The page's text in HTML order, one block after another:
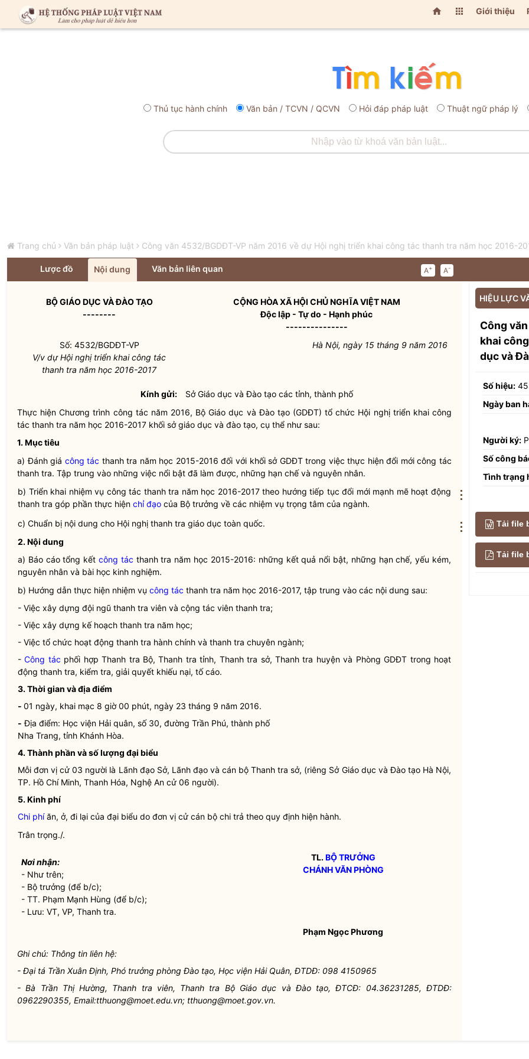
  Giới thiệu
Thủ tục hành chính Văn bản / TCVN / QCVN Hỏi đáp pháp luật Thuật ngữ pháp lý
Trang chủ Văn bản pháp luật Công văn 4532/BGDĐT-VP năm 2016 về dự Hội nghị triển khai công tác thanh tra năm học 2016-
Lược đồ Nội dung Văn bản liên quan A+ A-
BỘ GIÁO DỤC VÀ ĐÀO TẠO
--------
CỘNG HÒA XÃ HỘI CHỦ NGHĨA VIỆT NAM
Độc lập - Tự do - Hạnh phúc
---------------
Số: 4532/BGDĐT-VP
V/v dự Hội nghị triển khaicông tác
thanh tra năm học 2016-2017
Hà Nội, ngày 15 tháng 9 năm 2016
Kính gửi:
Sở Giáo dục và Đào tạo các tỉnh, thành phố
Thực hiện Chương trình công tác năm 2016, Bộ Giáo dục và Đào tạo (GDĐT) tổ chức Hội nghị triển khaicông
tác thanh tra năm học 2016-2017 khối sở giáo dục và đào tạo, cụ thể như sau:
1. Mục tiêu
a) Đánh giá công tác thanh tra năm học 2015-2016 đối với khối sở GDĐT trong việc thực hiện đổi mớicông tác
thanh tra. Tập trung vào những việc nổi bật đã làm được, những hạn chế và nguyên nhân.
b) Triển khai nhiệm vụ công tác thanh tra năm học 2016-2017 theo hướng tiếp tục đổi mới mạnh mẽ hoạt động
thanh tra góp phần thực hiện chỉ đạo của Bộ trưởng về các nhiệm vụ trọng tâm của ngành.
c) Chuẩn bị nội dung cho Hội nghị thanh tra giáo dục toàn quốc.
2. Nội dung
a) Báo cáo tổng kếtcông tác thanh tra năm học 2015-2016: những kết quả nổi bật, những hạn chế, yếu kém,
nguyên nhân và bài học kinh nghiệm.
b) Hướng dẫn thực hiện nhiệm vụ công tác thanh tra năm học 2016-2017, tập trung vào các nội dung sau:
- Việc xây dựng đội ngũ thanh tra viên và cộng tác viên thanh tra;
- Việc xây dựng kế hoạch thanh tra năm học;
- Việc tổ chức hoạt động thanh tra hành chính và thanh tra chuyên ngành;
-Công tác phối hợp Thanh tra Bộ, Thanh tra tỉnh, Thanh tra sở, Thanh tra huyện và Phòng GDĐT trong hoạt
động thanh tra, kiểm tra, giải quyết khiếu nại, tố cáo.
3. Thời gian và địa điểm
- 01 ngày, khai mạc 8 giờ 00 phút, ngày 23 tháng 9 năm 2016.
- Địa điểm: Học viện Hải quân, số 30, đường Trần Phú, thành phố
Nha Trang, tỉnh Khánh Hòa.
4. Thành phần và số lượng đại biểu
Mỗi đơn vị cử 03 người là Lãnh đạo Sở, Lãnh đạo và cán bộ Thanh tra sở, (riêng Sở Giáo dục và Đào tạo Hà Nội,
TP. Hồ Chí Minh, Thanh Hóa, Nghệ An cử 06 người).
5. Kinh phí
Chi phíăn, ở, đi lại của đại biểu do đơn vị cử cán bộ chi trả theo quy định hiện hành.
Trân trọng./.
Nơi nhận:
- Như trên;
- Bộ trưởng (để b/c);
- TT. Phạm Mạnh Hùng (để b/c);
- Lưu: VT, VP, Thanh tra.
TL.BỘ TRƯỞNG
CHÁNH VĂN PHÒNG
Phạm Ngọc Phương
Ghi chú: Thông tin liên hệ:
- Đại tá Trần Xuân Định, Phó trưởng phòng Đào tạo, Học viện Hải Quân, ĐTDĐ: 098 4150965
- Bà Trần Thị Hường, Thanh tra viên, Thanh tra Bộ Giáo dục và Đào tạo, ĐTCĐ: 04.36231285, ĐTDĐ:
0962290355, Email:tthuong@moet.edu.vn; tthuong@moet.gov.vn.
HIỆU LỰC
Công
khai
dục và
Số hiệu:
Ngày ban
Người ký:
Số công
Tình trạng
Tải file
Tải file
⋮
⋮